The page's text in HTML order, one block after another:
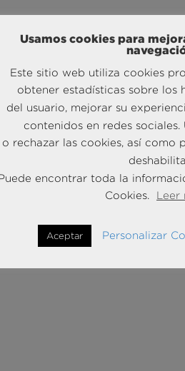
Usamos cookies para
Este sitio web utiliza cookies
obtener estadísticas sobre los
del usuario, mejorar su
contenidos en redes
o rechazar las cookies, así como
encontrar toda la
Cookies.
Leer
Aceptar Personalizar